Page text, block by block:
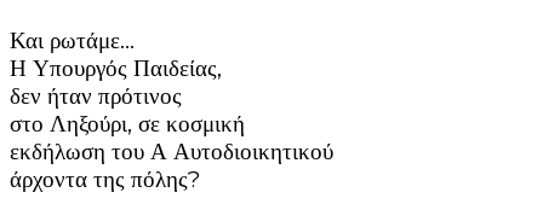
Και ρωτάμε…
Η Υπουργός Παιδείας,
δεν ήταν πρότινος
στο Ληξούρι, σε κοσμική
εκδήλωση του Α Αυτοδιοικητικού
άρχοντα της πόλης?